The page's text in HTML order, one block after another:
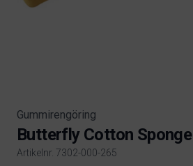
Gummirengöring
Butterfly Cotton Sponge
Artikelnr. 7302-000-265